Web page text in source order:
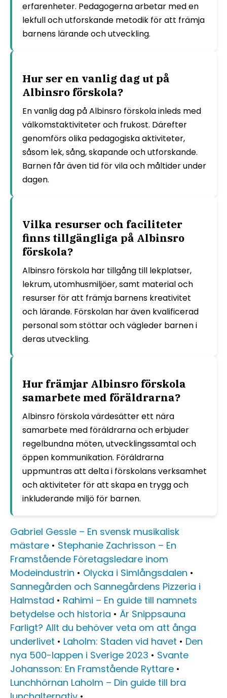
erfarenheter. Pedagogerna arbetar med en
lekfull och utforskande metodik för att främja
barnens lärande och utveckling.
Hur ser en vanlig dag ut på
Albinsro förskola?
En vanlig dag på Albinsro förskola inleds med
välkomstaktiviteter och frukost. Därefter
genomförs olika pedagogiska aktiviteter,
såsom lek, sång, skapande och utforskande.
Barnen får även tid för vila och måltider under
dagen.
Vilka resurser och faciliteter
finns tillgängliga på Albinsro
förskola?
Albinsro förskola har tillgång till lekplatser,
lekrum, utomhusmiljöer, samt material och
resurser för att främja barnens kreativitet
och lärande. Förskolan har även kvalificerad
personal som stöttar och vägleder barnen i
deras utveckling.
Hur främjar Albinsro förskola
samarbete med föräldrarna?
Albinsro förskola värdesätter ett nära
samarbete med föräldrarna och erbjuder
regelbundna möten, utvecklingssamtal och
öppen kommunikation. Föräldrarna
uppmuntras att delta i förskolans verksamhet
och aktiviteter för att skapa en trygg och
inkluderande miljö för barnen.
Gabriel Gessle – En svensk musikalisk
mästare • Stephanie Zachrisson – En
Framstående Företagsledare inom
Modeindustrin • Olycka i Simlångsdalen •
Sannegården och Sannegårdens Pizzeria i
Halmstad • Rahimi – En guide till namnets
betydelse och historia • Är Snippsauna
Farligt? Allt du behöver veta om att ånga
underlivet • Laholm: Staden vid havet • Den
nya 500-lappen i Sverige 2023 • Svante
Johansson: En Framstående Ryttare •
Lunchhörnan Laholm – Din guide till bra